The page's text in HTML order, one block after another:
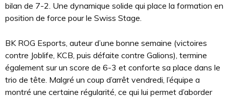
bilan de 7-2. Une dynamique solide qui place la formation en
position de force pour le Swiss Stage.
BK ROG Esports, auteur d’une bonne semaine (victoires
contre Joblife, KCB, puis défaite contre Galions), termine
également sur un score de 6-3 et conforte sa place dans le
trio de tête. Malgré un coup d’arrêt vendredi, l’équipe a
montré une certaine régularité, ce qui lui permet d’aborder